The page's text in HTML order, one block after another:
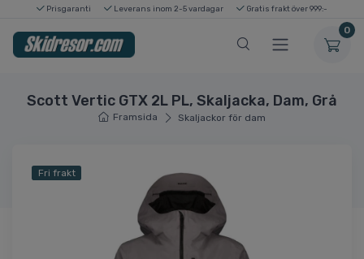
Prisgaranti Leverans inom 2-5 vardagar Gratis frakt över 999:-
0
Scott Vertic GTX 2L PL, Skaljacka, Dam, Grå
Framsida Skaljackor för dam
Fri frakt